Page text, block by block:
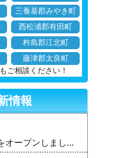
三養基郡みやき町
西松浦郡有田町
杵島郡江北町
藤津郡太良町
ご相談ください！
情報
オープンしまし...